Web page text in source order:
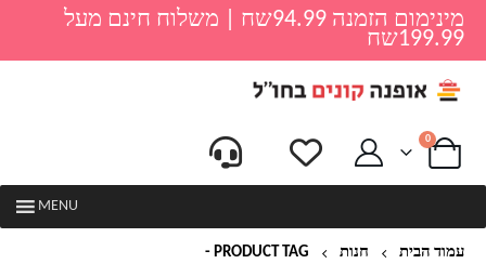
מינימום הזמנה 94.99שח | משלוח חינם מעל
199.99שח
0
MENU
עמוד הבית חנות PRODUCT TAG -